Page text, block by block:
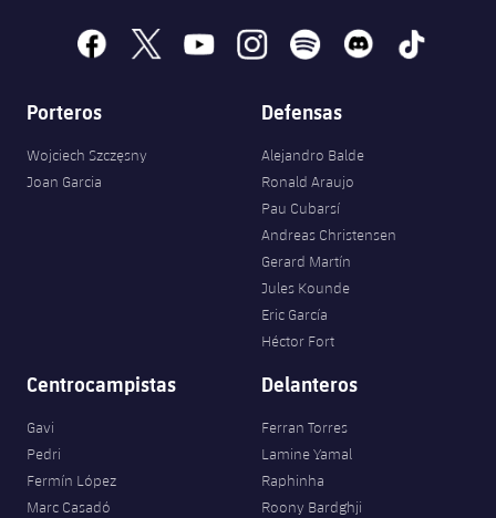
facebook
x youtubeinstagramspotify discord tiktok
Porteros
Wojciech Szczęsny
Joan Garcia
Defensas
Alejandro Balde
Ronald Araujo
Pau Cubarsí
Andreas Christensen
Gerard Martín
Jules Kounde
Eric García
Héctor Fort
Centrocampistas
Gavi
Pedri
Fermín López
Marc Casadó
Delanteros
Ferran Torres
Lamine Yamal
Raphinha
Roony Bardghji